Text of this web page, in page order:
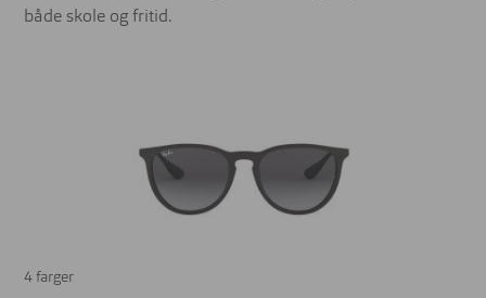
både skole og fritid.
4 farger